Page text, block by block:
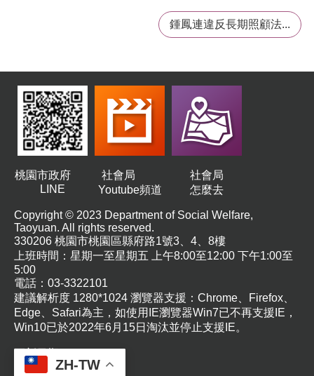
ZH-TW
務
機
訊
錄
政
府
公
開
資
訊
鍾鳳連違反長期照顧法...
桃園市政府
LINE
社會局
Youtube頻道
社會局
怎麼去
Copyright © 2023 Department of Social Welfare,
Taoyuan. All rights reserved.
330206 桃園市桃園區縣府路1號3、4、8樓
上班時間：星期一至星期五 上午8:00至12:00 下午1:00至
5:00
電話：03-3322101
建議解析度 1280*1024 瀏覽器支援：Chrome、Firefox、
Edge、Safari為主，如使用IE瀏覽器Win7已不再支援IE，
Win10已於2022年6月15日淘汰並停止支援IE。
更新日期
瀏覽人次417